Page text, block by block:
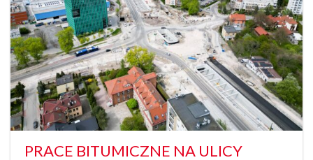
PRACE BITUMICZNE NA ULICY